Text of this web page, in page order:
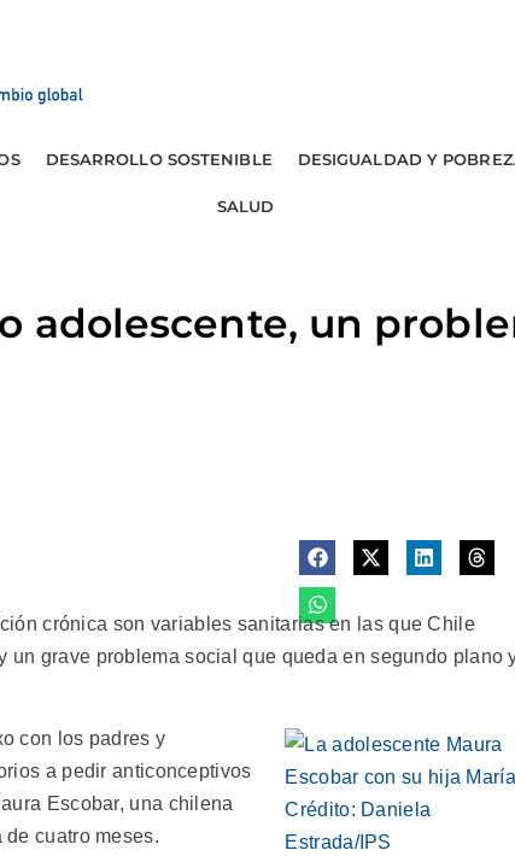
DESARROLLO SOSTENIBLE DESIGUALDAD Y
SALUD
adolescente, un
crónica son variables sanitarias en las que Chile
un grave problema social que queda en segundo plano
con los padres y
a pedir anticonceptivos
Escobar, una chilena
cuatro meses.